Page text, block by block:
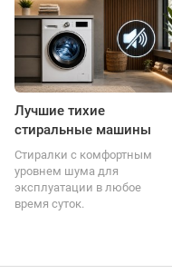
Лучшие тихие
стиральные машины
Стиралки с комфортным
уровнем шума для
эксплуатации в любое
время суток.